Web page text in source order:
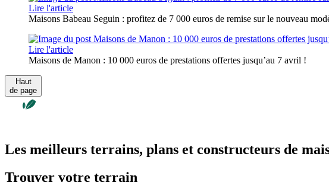
Lire l'article
Maisons Babeau Seguin : profitez de 7 000 euros de remise sur le nouveau
Lire l'article
Maisons de Manon : 10 000 euros de prestations offertes jusqu’au 7 avril !
Haut
de page
Les meilleurs terrains, plans et constructeurs de
Trouver votre terrain